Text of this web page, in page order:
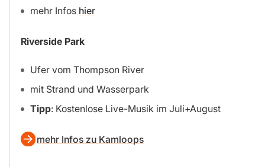
mehr Infos hier
Riverside Park
Ufer vom Thompson River
mit Strand und Wasserpark
Tipp: Kostenlose Live-Musik im Juli+August
mehr Infos zu Kamloops